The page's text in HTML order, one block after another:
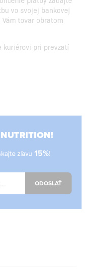
vo svojej bankovej
tovar obratom
kuriérovi pri prevzatí
zľavu 15%!
ODOSLAŤ